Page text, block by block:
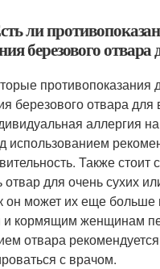
ли
березового отвара
противопоказания
березового отвара
аллергия
использованием
Также стоит
отвар для очень сухих
он может их еще
кормящим женщинам
отвара рекомендуется
с врачом.